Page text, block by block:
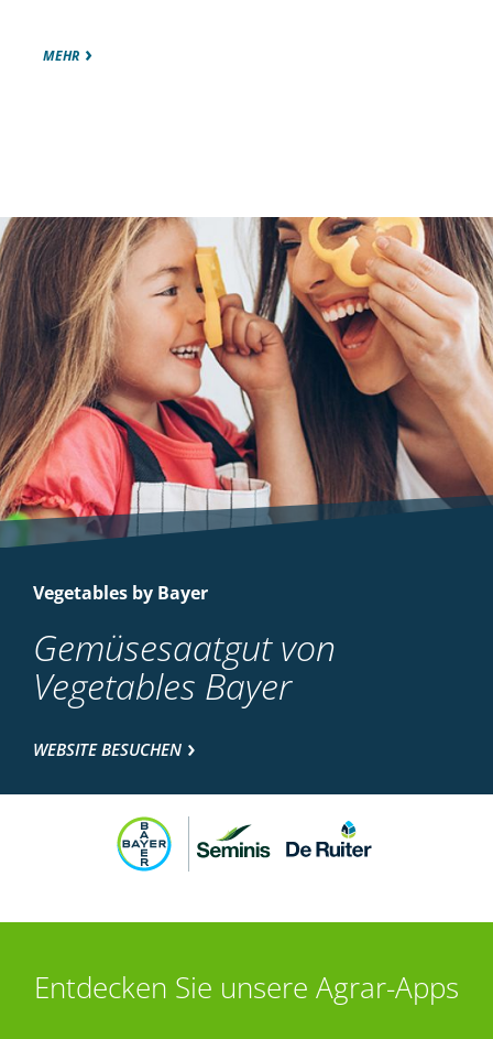
MEHR
Vegetables by Bayer
Gemüsesaatgut von
Vegetables Bayer
WEBSITE BESUCHEN
Entdecken Sie unsere Agrar-Apps